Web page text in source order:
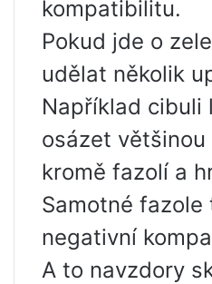
kompatibilitu.
Pokud jde o
udělat několik
Například cibuli
osázet většinou
kromě fazolí a
Samotné fazole
negativní
A to navzdory